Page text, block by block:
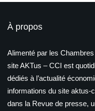
À propos
Alimenté par les
site AKTus – CCI est
dédiés à l’actualité
informations du site aktus-
dans la Revue de presse,